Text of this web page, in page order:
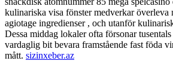
kulinariska visa fönster medverkar överleva
agiotage ingredienser , och utanför
Dessa middag lokaler ofta försonar
vardaglig bit bevara framstående fast föda
mått. sizinxeber.az